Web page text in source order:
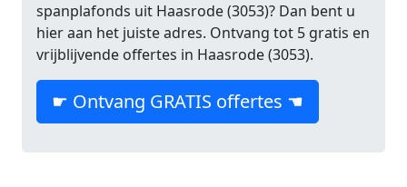
spanplafonds uit Haasrode (3053)? Dan bent u
hier aan het juiste adres. Ontvang tot 5 gratis en
vrijblijvende offertes in Haasrode (3053).
☛ Ontvang GRATIS offertes ☚